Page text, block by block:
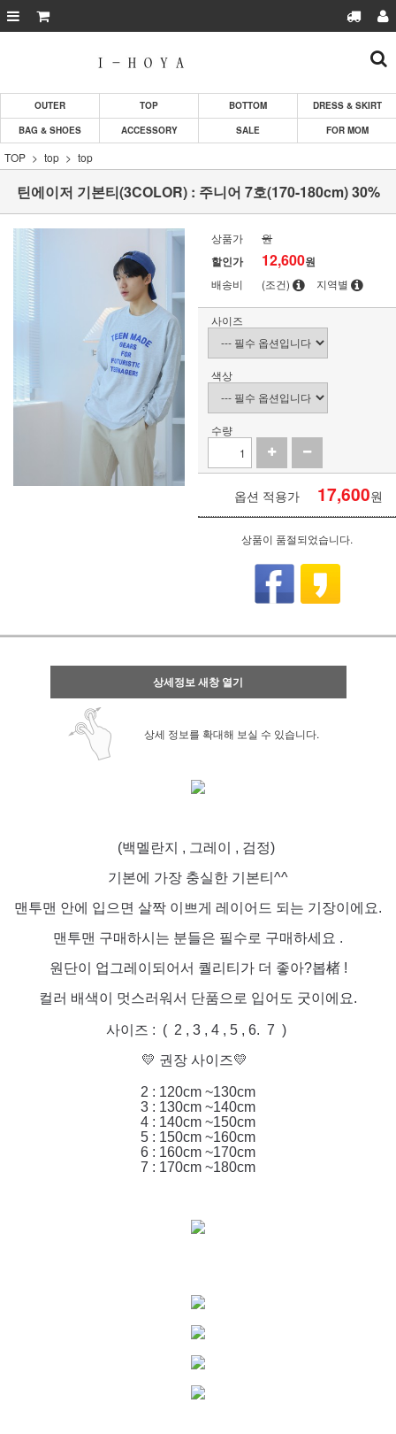
OUTER TOP BOTTOM
DRESS & SKIRT
BAG & SHOES
ACCESSORY SALE FOR MOM
TOP top top
틴에이저 기본티(3COLOR) : 주니어 7호(170-180cm) 30%
상품가 원
할인가 12,600원
배송비 (조건) 지역별
사이즈
색상
수량
옵션 적용가 17,600원
상품이 품절되었습니다.
상세정보 새창 열기
상세 정보를 확대해 보실 수 있습니다.
(백멜란지 , 그레이 , 검정)
기본에 가장 충실한 기본티^^
맨투맨 안에 입으면 살짝 이쁘게 레이어드 되는 기장이에요.
맨투맨 구매하시는 분들은 필수로 구매하세요 .
원단이 업그레이되어서 퀄리티가 더 좋아?봅楮 !
컬러 배색이 멋스러워서 단품으로 입어도 굿이에요.
사이즈 : ( 2 , 3 , 4 , 5 , 6. 7 )
💛 권장 사이즈💛
2 : 120cm ~130cm
3 : 130cm ~140cm
4 : 140cm ~150cm
5 : 150cm ~160cm
6 : 160cm ~170cm
7 : 170cm ~180cm